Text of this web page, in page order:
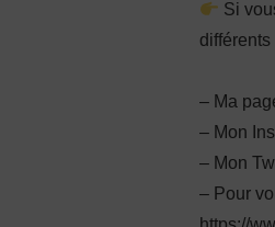
Si
– Ma
– Mon
– Mon
– Pour